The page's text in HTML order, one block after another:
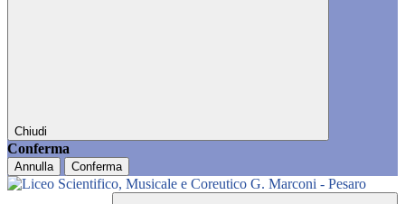
Chiudi
Conferma
Annulla Conferma